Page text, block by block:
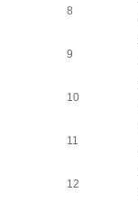
8
9
10
11
12